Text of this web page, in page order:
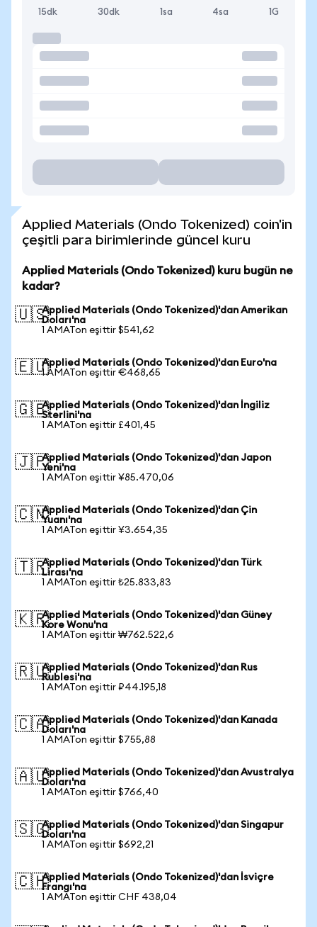
15dk 30dk 1sa 4sa 1G
Applied Materials (Ondo Tokenized) coin'in
çeşitli para birimlerinde güncel kuru
Applied Materials (Ondo Tokenized) kuru bugün ne
kadar?
🇺🇸Applied Materials (Ondo Tokenized)'dan Amerikan
Doları'na
1 AMATon eşittir $541,62
🇪🇺Applied Materials (Ondo Tokenized)'dan Euro'na
1 AMATon eşittir €468,65
🇬🇧Applied Materials (Ondo Tokenized)'dan İngiliz
Sterlini'na
1 AMATon eşittir £401,45
🇯🇵Applied Materials (Ondo Tokenized)'dan Japon
Yeni'na
1 AMATon eşittir ¥85.470,06
🇨🇳Applied Materials (Ondo Tokenized)'dan Çin
Yuanı'na
1 AMATon eşittir ¥3.654,35
🇹🇷Applied Materials (Ondo Tokenized)'dan Türk
Lirası'na
1 AMATon eşittir ₺25.833,83
🇰🇷Applied Materials (Ondo Tokenized)'dan Güney
Kore Wonu'na
1 AMATon eşittir ₩762.522,6
🇷🇺Applied Materials (Ondo Tokenized)'dan Rus
Rublesi'na
1 AMATon eşittir ₽44.195,18
🇨🇦Applied Materials (Ondo Tokenized)'dan Kanada
Doları'na
1 AMATon eşittir $755,88
🇦🇺Applied Materials (Ondo Tokenized)'dan Avustralya
Doları'na
1 AMATon eşittir $766,40
🇸🇬Applied Materials (Ondo Tokenized)'dan Singapur
Doları'na
1 AMATon eşittir $692,21
🇨🇭Applied Materials (Ondo Tokenized)'dan İsviçre
Frangı'na
1 AMATon eşittir CHF 438,04